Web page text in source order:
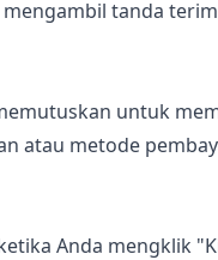
tanda
untuk
atau metode
Anda mengklik